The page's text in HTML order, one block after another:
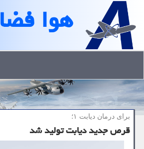
هوا فضا
برای درمان دیابت ۱؛
قرص جدید دیابت تولید شد